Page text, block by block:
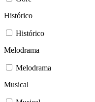
Histórico
Histórico
Melodrama
Melodrama
Musical